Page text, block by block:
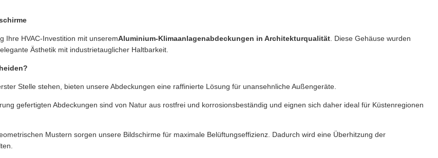
Ihre HVAC-Investition mit unseremAluminium-Klimaanlagenabdeckungen in Architekturqualität . Diese Gehäuse wurden
Ästhetik mit industrietauglicher Haltbarkeit.
Stelle stehen, bieten unsere Abdeckungen eine raffinierte Lösung für unansehnliche Außengeräte.
gefertigten Abdeckungen sind von Natur aus rostfrei und korrosionsbeständig und eignen sich daher ideal für Küstenregionen
Mustern sorgen unsere Bildschirme für maximale Belüftungseffizienz. Dadurch wird eine Überhitzung der